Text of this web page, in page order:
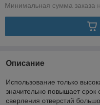
Минимальная сумма заказа
Описание
Использование только
значительно повышает
сверления отверстий